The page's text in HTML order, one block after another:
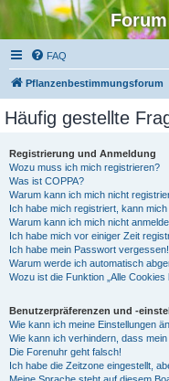
FAQ
Pflanzenbestimmungsforum
Häufig gestellte
Registrierung und Anmeldung
Wozu muss ich mich registrieren?
Was ist COPPA?
Warum kann ich mich nicht
Ich habe mich registriert, kann
Warum kann ich mich nicht
Ich habe mich vor einiger Zeit
Ich habe mein Passwort vergessen!
Warum werde ich automatisch
Wozu ist die Funktion „Alle Cookies
Benutzerpräferenzen und -
Wie kann ich meine Einstellungen
Wie kann ich verhindern, dass
Die Forenuhr geht falsch!
Ich habe die Zeitzone eingestellt,